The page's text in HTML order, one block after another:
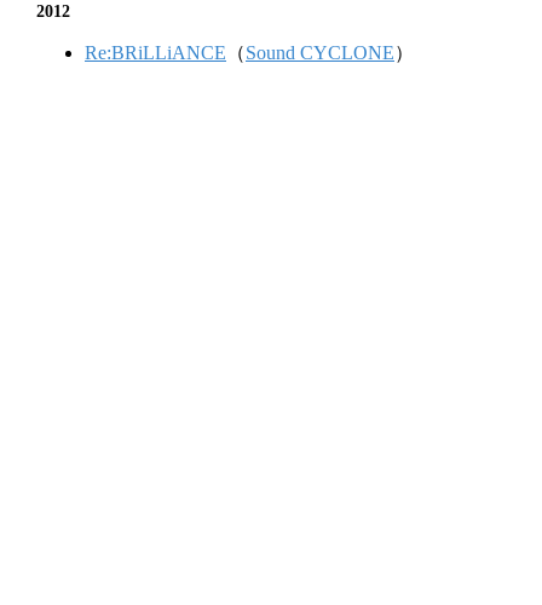
2012
Re:BRiLLiANCE （Sound CYCLONE）